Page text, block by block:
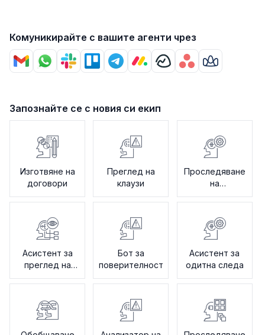
Комуникирайте с вашите агенти чрез
Запознайте се с новия си екип
Изготвяне на
договори
Преглед на
клаузи
Проследяване
на
съвместимостта
Асистент за
преглед на
документи
Бот за
поверителност
Асистент за
одитна следа